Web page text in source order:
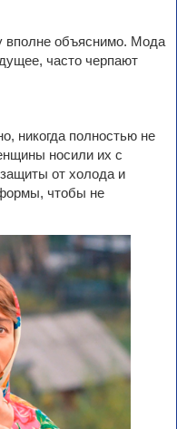
вполне объяснимо. Мода
часто черпают
никогда полностью не
носили их с
от холода и
чтобы не